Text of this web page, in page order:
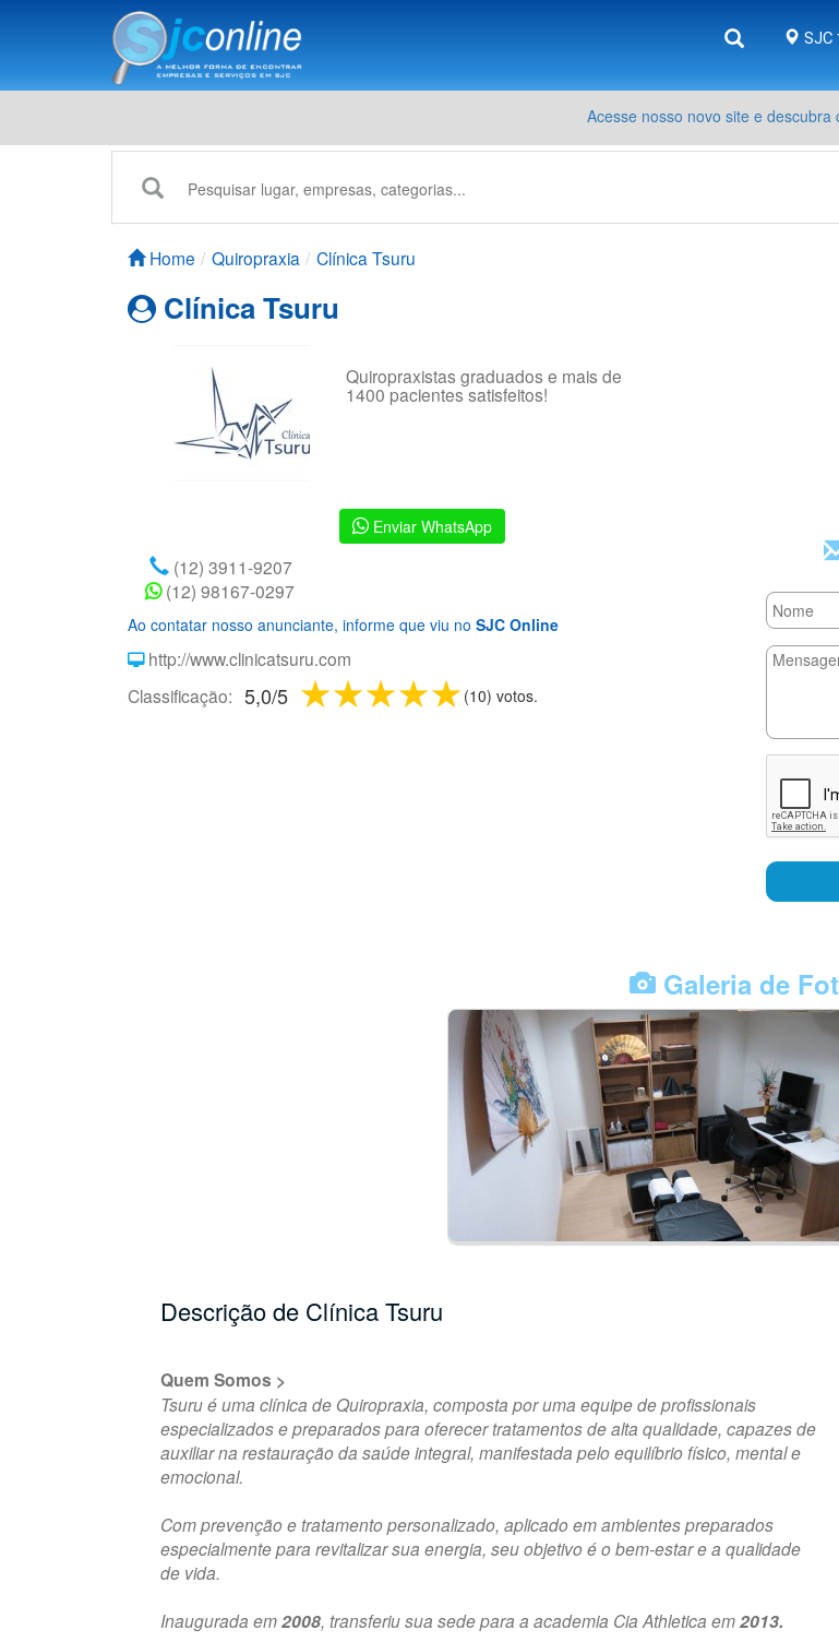
SJC
Acesse nosso novo site e
Home Quiropraxia Clínica Tsuru
Clínica Tsuru
Quiropraxistas graduados e mais de
1400 pacientes satisfeitos!
Enviar WhatsApp
(12) 3911-9207
(12) 98167-0297
Ao contatar nosso anunciante, informe que viu no SJC Online
http://www.clinicatsuru.com
Classificação: 5,0/5 5 stars
4 stars
3 stars
2 stars
1 star (10) votos.
Galeria de
Descrição de Clínica Tsuru
Quem Somos >
Tsuru é uma clínica de Quiropraxia, composta por uma equipe de profissionais
especializados e preparados para oferecer tratamentos de alta qualidade, capazes de
auxiliar na restauração da saúde integral, manifestada pelo equilíbrio físico, mental e
emocional.
Com prevenção e tratamento personalizado, aplicado em ambientes preparados
especialmente para revitalizar sua energia, seu objetivo é o bem-estar e a qualidade
de vida.
Inaugurada em2008, transferiu sua sede para a academia Cia Athletica em2013.